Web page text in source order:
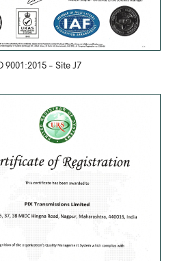
9001:2015 - Site J7